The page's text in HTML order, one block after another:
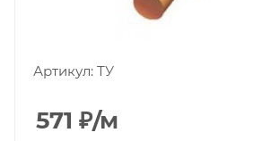
Артикул: ТУ
571 ₽/м